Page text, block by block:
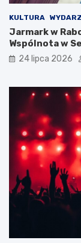
KULTURA
Jarmark w
Wspólnota w
24 lipca 2026